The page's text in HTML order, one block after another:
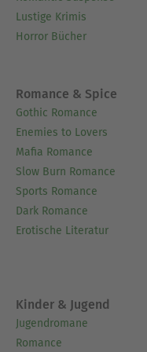
verknüpft die
erörtert, warum
beleuchtet die
Strömungen, die
bietet Einblicke in
gegensätzlichen)
beeinflusst haben.-
(Auswahl) umreißt
Handlungen oder
Texte, damit die
Anthologie
Variationen und
in Ton und Technik
verschiedenen
Lustige Krimis
Horror Bücher
Romance & Spice
Gothic Romance
Enemies to Lovers
Mafia Romance
Slow Burn Romance
Sports Romance
Dark Romance
Erotische Literatur
Kinder & Jugend
Jugendromane
Romance